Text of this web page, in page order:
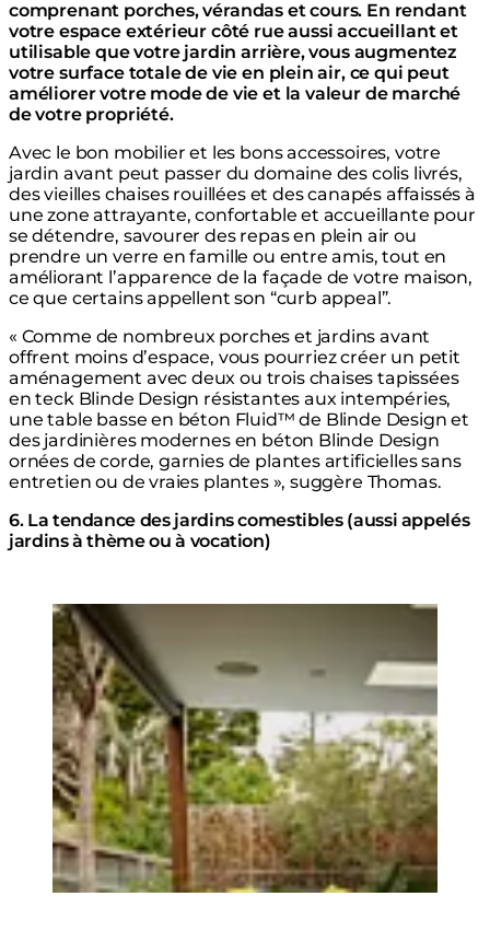
comprenant porches, vérandas et cours. En rendant
votre espace extérieur côté rue aussi accueillant et
utilisable que votre jardin arrière, vous augmentez
votre surface totale de vie en plein air, ce qui peut
améliorer votre mode de vie et la valeur de marché
de votre propriété.
Avec le bon mobilier et les bons accessoires, votre
jardin avant peut passer du domaine des colis livrés,
des vieilles chaises rouillées et des canapés affaissés à
une zone attrayante, confortable et accueillante pour
se détendre, savourer des repas en plein air ou
prendre un verre en famille ou entre amis, tout en
améliorant l’apparence de la façade de votre maison,
ce que certains appellent son “curb appeal”.
« Comme de nombreux porches et jardins avant
offrent moins d’espace, vous pourriez créer un petit
aménagement avec deux ou trois chaises tapissées
en teck Blinde Design résistantes aux intempéries,
une table basse en béton Fluid™ de Blinde Design et
des jardinières modernes en béton Blinde Design
ornées de corde, garnies de plantes artificielles sans
entretien ou de vraies plantes », suggère Thomas.
6. La tendance des jardins comestibles (aussi appelés
jardins à thème ou à vocation)
Loading image...